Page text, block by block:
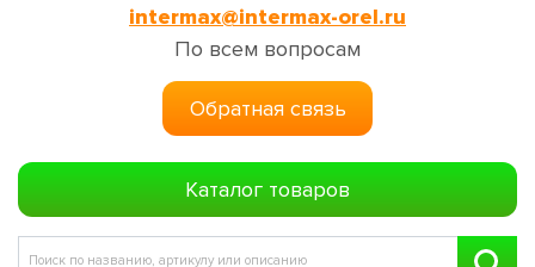
intermax@intermax-orel.ru
По всем вопросам
Обратная связь
Каталог товаров